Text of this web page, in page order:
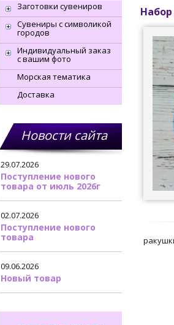
Заготовки сувениров
Сувениры с символикой
городов
Индивидуальный заказ
с вашим фото
Морская тематика
Доставка
Новости сайта
29.07.2026
Поступление нового
товара от июль 2026г
02.07.2026
Поступление нового
товара
09.06.2026
Новый товар